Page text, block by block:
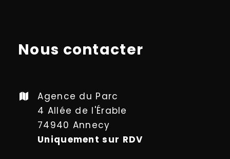
Nous contacter
Agence du Parc
4 Allée de l'Érable
74940 Annecy
Uniquement sur RDV